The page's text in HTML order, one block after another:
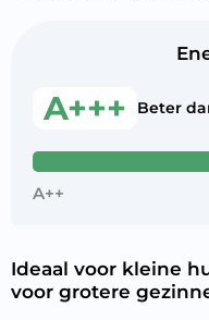
A+++ Beter
A++
Ideaal voor kleine
voor grotere